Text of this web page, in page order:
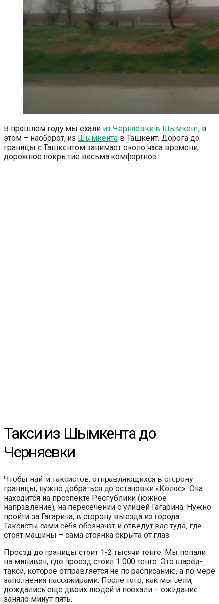
В прошлом году мы ехали из Черняевки в Шымкент, в
этом – наоборот, из Шымкента в Ташкент. Дорога до
границы с Ташкентом занимает около часа времени,
дорожное покрытие весьма комфортное.
Такси из Шымкента до
Черняевки
Чтобы найти таксистов, отправляющихся в сторону
границы, нужно добраться до остановки «Колос». Она
находится на проспекте Республики (южное
направление), на пересечении с улицей Гагарина. Нужно
пройти за Гагарина, в сторону выезда из города.
Таксисты сами себя обозначат и отведут вас туда, где
стоят машины – сама стоянка скрыта от глаз.
Проезд до границы стоит 1-2 тысячи тенге. Мы попали
на минивен, где проезд стоил 1 000 тенге. Это шаред-
такси, которое отправляется не по расписанию, а по мере
заполнения пассажирами. После того, как мы сели,
дождались еще двоих людей и поехали – ожидание
заняло минут пять.